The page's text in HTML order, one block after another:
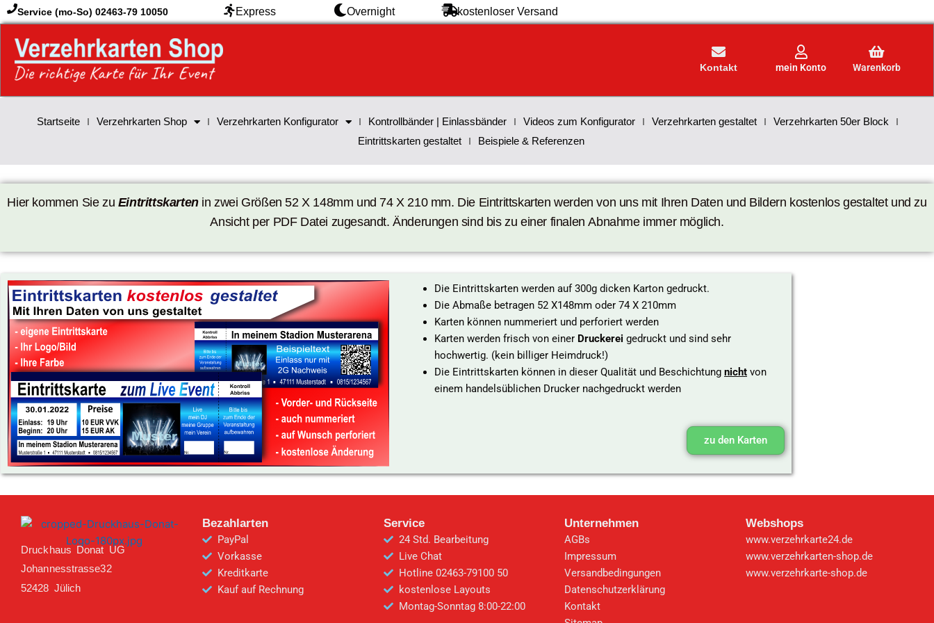
Zum
Inhalt
springen
Service (mo-So) 02463-79 10050 Express Overnight kostenloser Versand
Warenkorb
Kontakt mein Konto
Startseite Verzehrkarten Shop Verzehrkarten Konfigurator Kontrollbänder | Einlassbänder Videos zum Konfigurator Verzehrkarten gestaltet
Verzehrkarten 50er Block
Eintrittskarten gestaltet
Beispiele & Referenzen
Hier kommen Sie zu Eintrittskartenin zwei Größen 52 X 148mm und 74 X 210 mm. Die Eintrittskarten werden von uns mit Ihren Daten und Bildern kostenlos gestaltet und zu
Ansicht per PDF Datei zugesandt. Änderungen sind bis zu einer finalen Abnahme immer möglich.
Die Eintrittskarten werden auf 300g dicken Karton gedruckt.
Die Abmaße betragen 52 X148mm oder 74 X 210mm
Karten können nummeriert und perforiert werden
Karten werden frisch von einer Druckerei gedruckt und sind sehr
hochwertig. (kein billiger Heimdruck!)
Die Eintrittskarten können in dieser Qualität und Beschichtung nicht von
einem handelsüblichen Drucker nachgedruckt werden
zu den Karten
Bezahlarten
PayPal
Vorkasse
Kreditkarte
Kauf auf Rechnung
Service
24 Std. Bearbeitung
Live Chat
Hotline 02463-79100 50
kostenlose Layouts
Montag-Sonntag 8:00-22:00
Unternehmen
AGBs
Impressum
Versandbedingungen
Datenschutzerklärung
Kontakt
Webshops
www.verzehrkarte24.de
www.verzehrkarten-shop.de
www.verzehrkarte-shop.de
Druckhaus Donat UG
Johannesstrasse32
52428 Jülich